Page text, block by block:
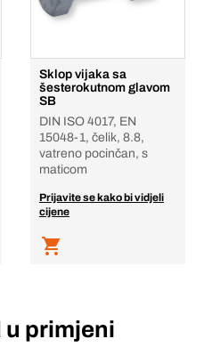
Sklop vijaka sa
šesterokutnom glavom
SB
DIN ISO 4017, EN
15048-1, čelik, 8.8,
vatreno pocinčan, s
maticom
Prijavite se kako bi vidjeli
cijene
u primjeni